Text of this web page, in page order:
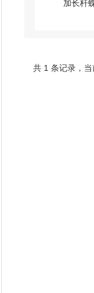
共 1 条记录，